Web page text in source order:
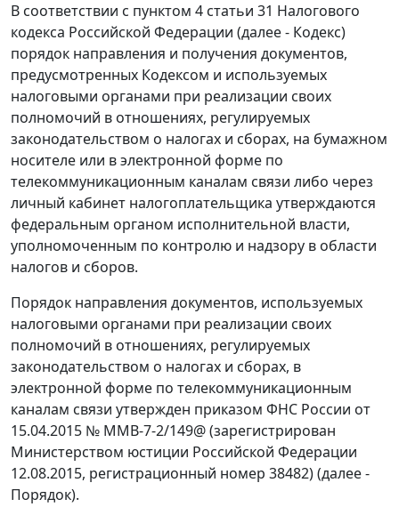
В соответствии с пунктом 4 статьи 31 Налогового
кодекса Российской Федерации (далее - Кодекс)
порядок направления и получения документов,
предусмотренных Кодексом и используемых
налоговыми органами при реализации своих
полномочий в отношениях, регулируемых
законодательством о налогах и сборах, на бумажном
носителе или в электронной форме по
телекоммуникационным каналам связи либо через
личный кабинет налогоплательщика утверждаются
федеральным органом исполнительной власти,
уполномоченным по контролю и надзору в области
налогов и сборов.
Порядок направления документов, используемых
налоговыми органами при реализации своих
полномочий в отношениях, регулируемых
законодательством о налогах и сборах, в
электронной форме по телекоммуникационным
каналам связи утвержден приказом ФНС России от
15.04.2015 № ММВ-7-2/149@ (зарегистрирован
Министерством юстиции Российской Федерации
12.08.2015, регистрационный номер 38482) (далее -
Порядок).